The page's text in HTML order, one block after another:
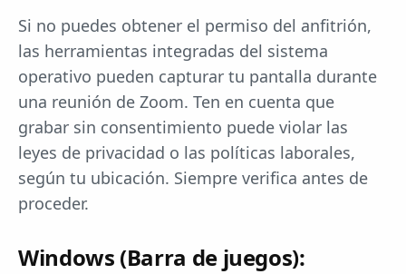
Si no puedes obtener el permiso del anfitrión,
las herramientas integradas del sistema
operativo pueden capturar tu pantalla durante
una reunión de Zoom. Ten en cuenta que
grabar sin consentimiento puede violar las
leyes de privacidad o las políticas laborales,
según tu ubicación. Siempre verifica antes de
proceder.
Windows (Barra de juegos):